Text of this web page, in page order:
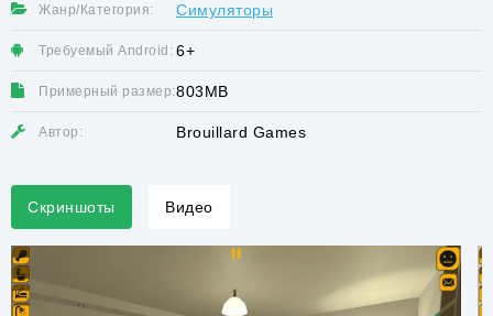
Жанр/Категория: Симуляторы
Требуемый Android: 6+
Примерный размер:803MB
Автор: Brouillard Games
Скриншоты Видео